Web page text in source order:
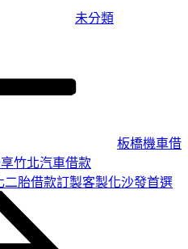
未分類
板橋機車借
竹北汽車借款
胎借款訂製客製化沙發首選